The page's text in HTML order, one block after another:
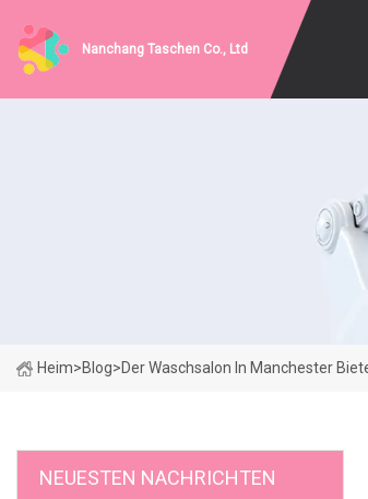
Nanchang Taschen Co., Ltd
Heim>Blog>Der Waschsalon In Manchester
NEUESTEN NACHRICHTEN